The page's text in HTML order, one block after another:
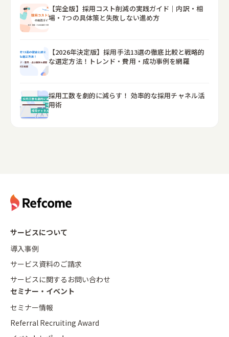
【完全版】採用コスト削減の実践ガイド｜内訳・相
場・7つの具体策と失敗しない進め方
【2026年決定版】採用手法13選の徹底比較と戦略的
な選定方法！トレンド・費用・成功事例を網羅
採用工数を劇的に減らす！ 効率的な採用チャネル活
用術
サービスについて
導入事例
サービス資料のご請求
サービスに関するお問い合わせ
セミナー・イベント
セミナー情報
Referral Recruiting Award